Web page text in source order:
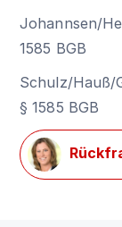
Johannsen/
1585 BGB
Schulz/Hauß/
§ 1585 BGB